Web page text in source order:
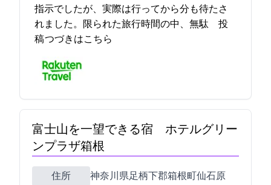
指示でしたが、実際は行ってから40分も待たさ
れました。限られた旅行時間の中、無駄… 2021-11-08 22:35:43投
稿つづきはこちら
富士山を一望できる宿 ホテルグリー
ンプラザ箱根
住所 神奈川県足柄下郡箱根町仙石原1244-2